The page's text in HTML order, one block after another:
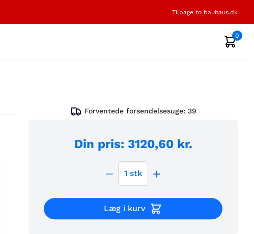
Tilbage to bauhaus.dk
0
Forventede forsendelsesuge: 39
Din pris: 3120,60 kr.
1 stk
Læg i kurv